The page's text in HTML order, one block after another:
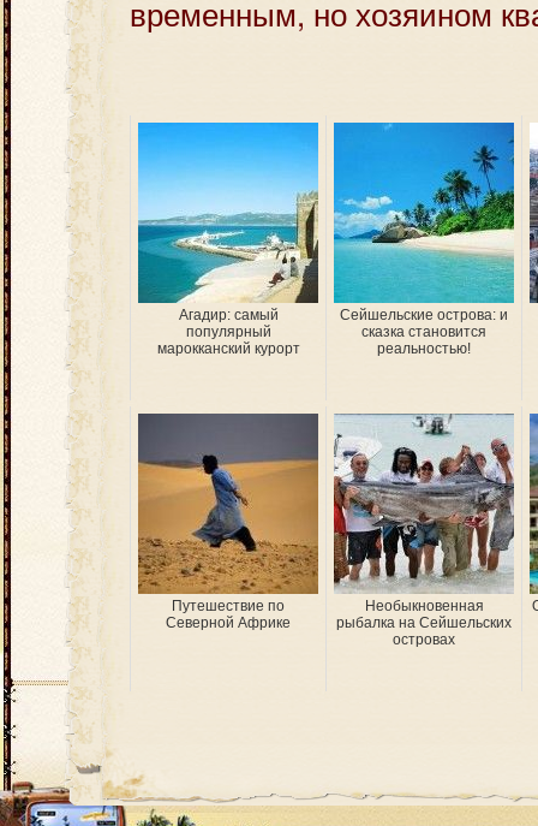
временным, но хозяином
Агадир: самый
популярный
марокканский курорт
Сейшельские острова: и
сказка становится
реальностью!
Путешествие по
Северной Африке
Необыкновенная
рыбалка на Сейшельских
островах